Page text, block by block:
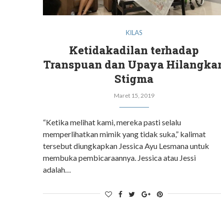
KILAS
Ketidakadilan terhadap
Transpuan dan Upaya
Stigma
Maret 15, 2019
“Ketika melihat kami, mereka pasti selalu
memperlihatkan mimik yang tidak suka,” kalimat
tersebut diungkapkan Jessica Ayu Lesmana untuk
membuka pembicaraannya. Jessica atau Jessi
adalah…